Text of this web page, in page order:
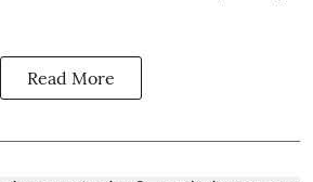
Read More